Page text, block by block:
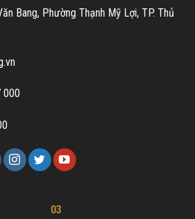
Bang, Phường Thạnh Mỹ Lợi, TP. Thủ
000
03